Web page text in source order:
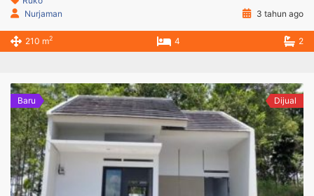
Nurjaman
3 tahun ago
210 m2 4 2
Baru Dijual